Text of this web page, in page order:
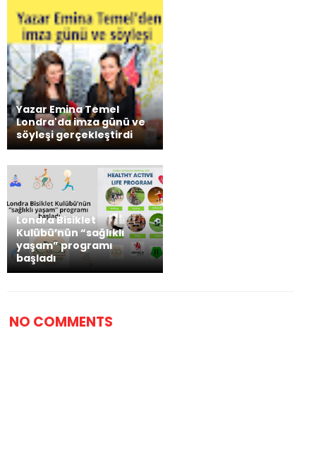
Yazar Emina Temel
Londra'da imza günü ve
söyleşi gerçekleştirdi
Londra Bisiklet
Kulübü’nün “sağlıklı
yaşam” programı
başladı
NO COMMENTS